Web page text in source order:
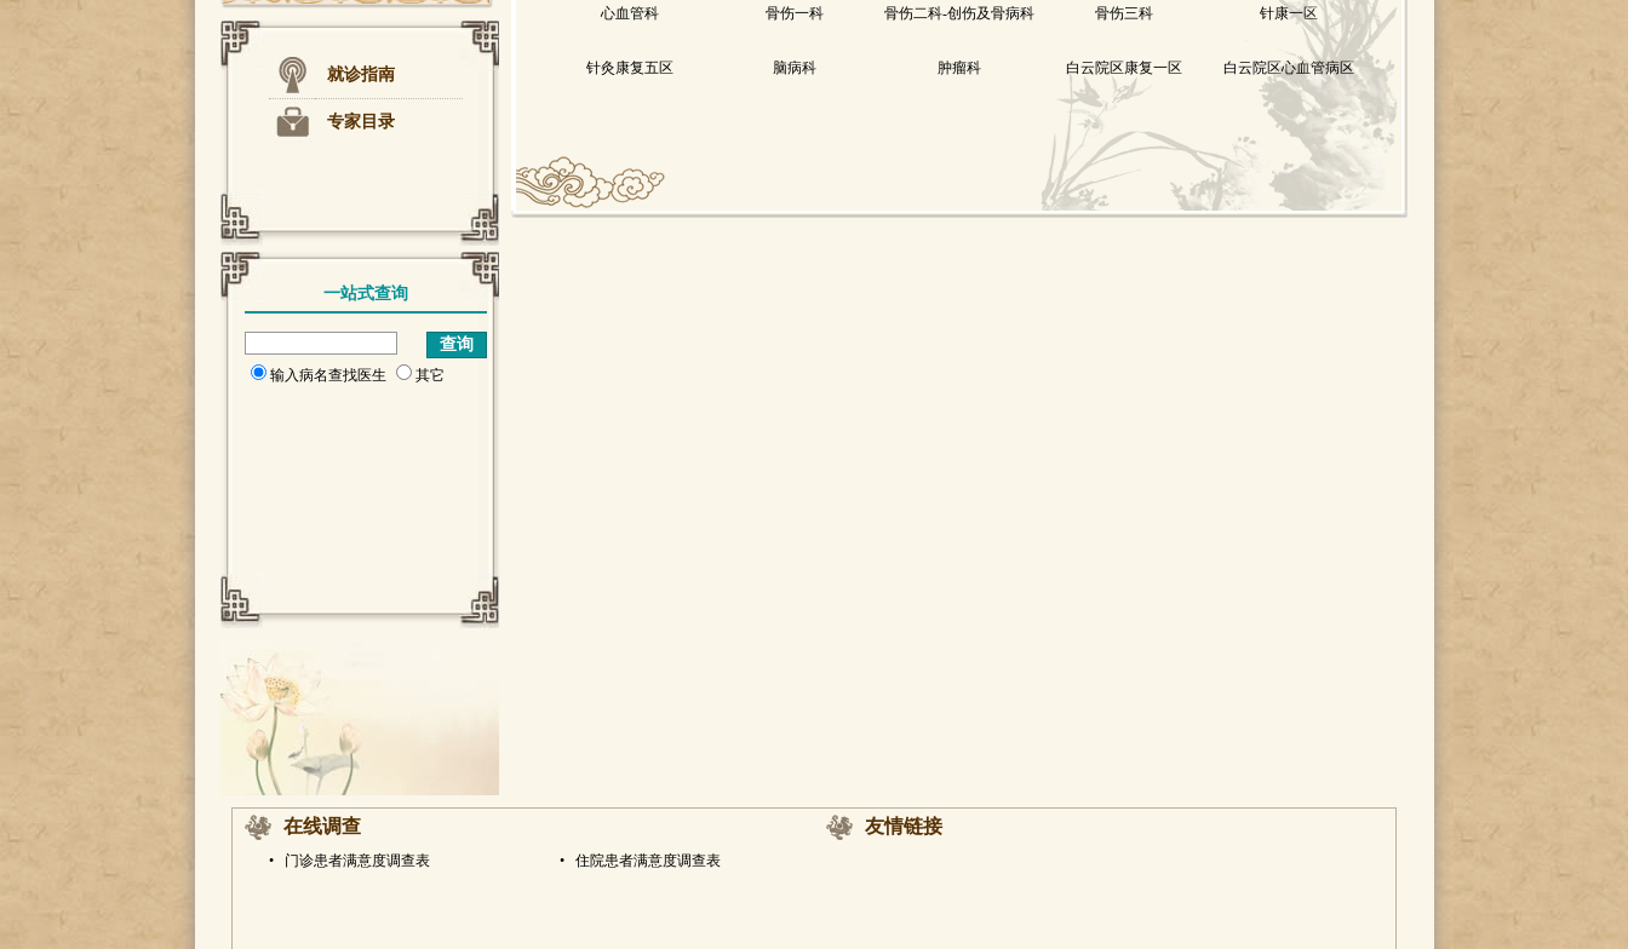
就诊指南
专家目录
一站式查询
输入病名查找医生 其它
心血管科 骨伤一科 骨伤二科-创伤及骨病科 骨伤三科 针康一区
针灸康复五区 脑病科 肿瘤科 白云院区康复一区 白云院区心血管病区
在线调查
• 门诊患者满意度调查表 • 住院患者满意度调查表
友情链接